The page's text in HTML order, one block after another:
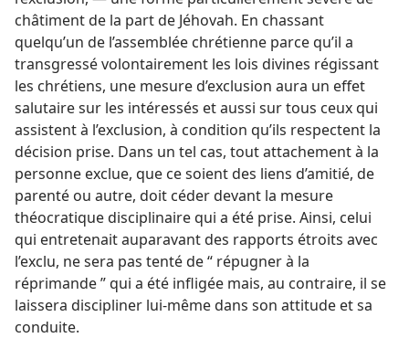
châtiment de la part de Jéhovah. En chassant
quelqu’un de l’assemblée chrétienne parce qu’il a
transgressé volontairement les lois divines régissant
les chrétiens, une mesure d’exclusion aura un effet
salutaire sur les intéressés et aussi sur tous ceux qui
assistent à l’exclusion, à condition qu’ils respectent la
décision prise. Dans un tel cas, tout attachement à la
personne exclue, que ce soient des liens d’amitié, de
parenté ou autre, doit céder devant la mesure
théocratique disciplinaire qui a été prise. Ainsi, celui
qui entretenait auparavant des rapports étroits avec
l’exclu, ne sera pas tenté de “ répugner à la
réprimande ” qui a été infligée mais, au contraire, il se
laissera discipliner lui-​même dans son attitude et sa
conduite.